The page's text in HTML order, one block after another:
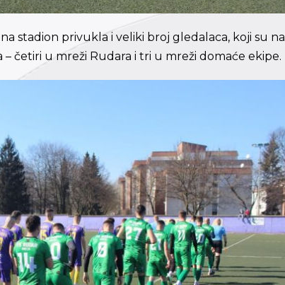
stadion privukla i veliki broj gledalaca, koji su na
četiri u mreži Rudara i tri u mreži domaće ekipe.